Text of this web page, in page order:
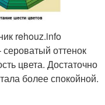
rehouz.info
сероватый оттенок
цвета. Достаточно
более спокойной.